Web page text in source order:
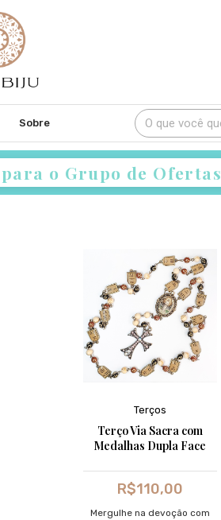
Sobre
o Grupo de Ofertas
Terços
Terço Via Sacra com
Medalhas Dupla Face
R$110,00
Mergulhe na devoção com